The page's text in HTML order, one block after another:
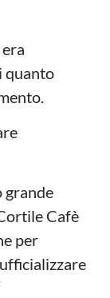
quanto
grande
Cafè
per